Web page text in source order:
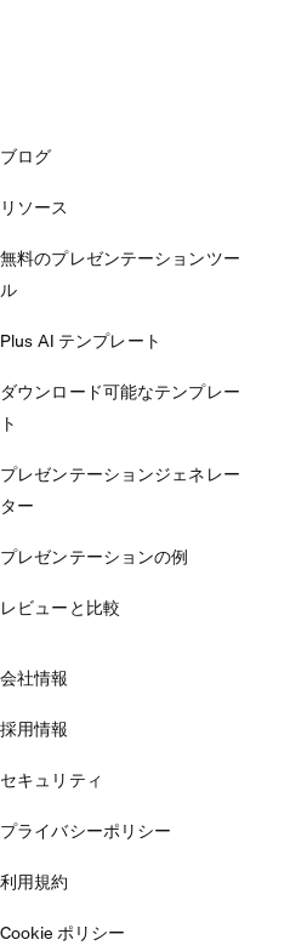
ブログ
リソース
無料のプレゼンテーションツー
ル
Plus AI テンプレート
ダウンロード可能なテンプレー
ト
プレゼンテーションジェネレー
ター
プレゼンテーションの例
レビューと比較
会社情報
採用情報
セキュリティ
プライバシーポリシー
利用規約
Cookie ポリシー